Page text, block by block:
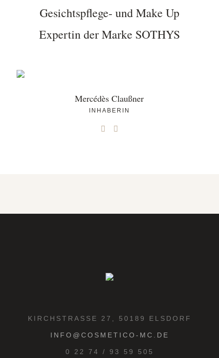
Gesichtspflege- und Make Up
Expertin der Marke SOTHYS
Mercédès Claußner
INHABERIN
KIRCHSTRASSE 27, 50189 ELSDORF
INFO@COSMETICO-MC.DE
0 22 74 / 93 59 505